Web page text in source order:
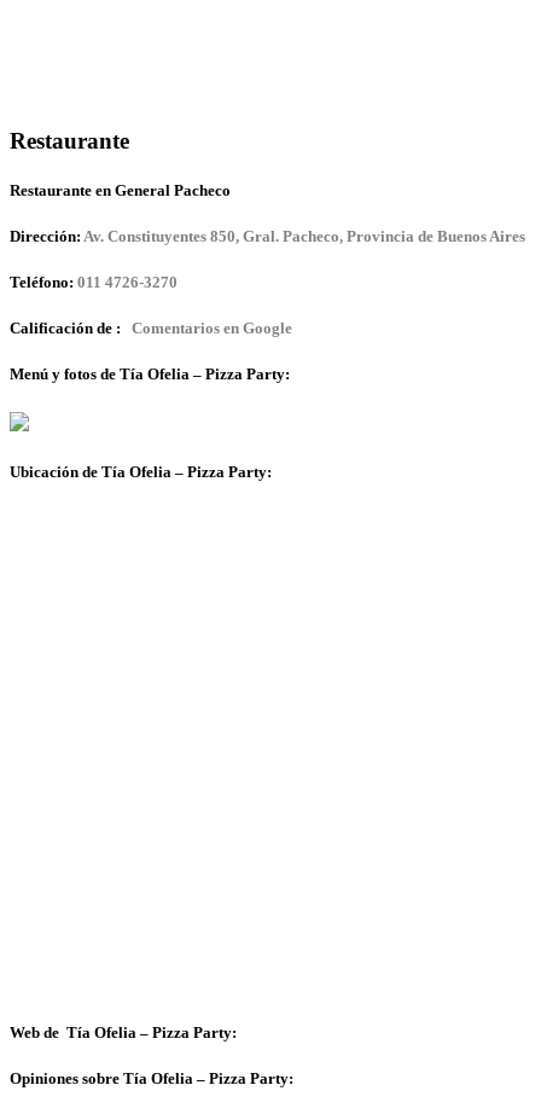
Restaurante
Restaurante en General Pacheco
Dirección: Av. Constituyentes 850, Gral. Pacheco, Provincia de Buenos Aires
Teléfono: 011 4726-3270
Calificación de : Comentarios en Google
Menú y fotos de Tía Ofelia – Pizza Party:
Ubicación de Tía Ofelia – Pizza Party:
Web de Tía Ofelia – Pizza Party:
Opiniones sobre Tía Ofelia – Pizza Party: